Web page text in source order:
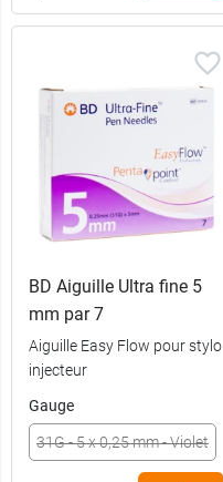
BD Aiguille Ultra fine 5
mm par 7
Aiguille Easy Flow pour stylo
injecteur
Gauge
31G - 5 x 0,25 mm - Violet